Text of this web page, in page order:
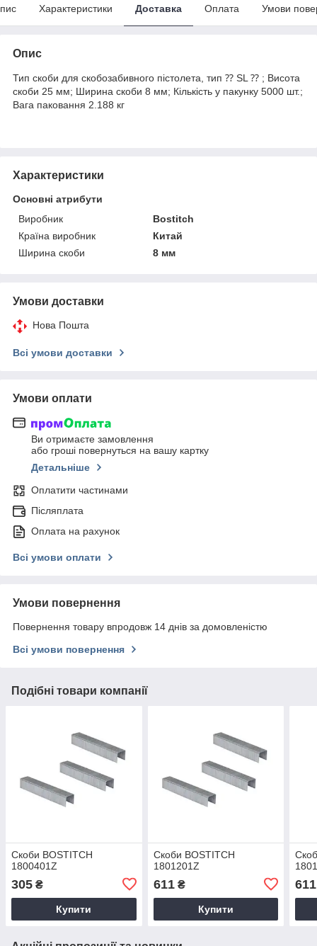
Характеристики Доставка Оплата Умови
Опис
Тип скоби для скобозабивного пістолета, тип ⁇ SL ⁇ ; Висота
скоби 25 мм; Ширина скоби 8 мм; Кількість у пакунку 5000 шт.;
Вага паковання 2.188 кг
Характеристики
Основні атрибути
Виробник
Bostitch
Країна виробник
Китай
Ширина скоби
8 мм
Умови доставки
Нова Пошта
Всі умови доставки
Умови оплати
Ви отримаєте замовлення
або гроші повернуться на вашу картку
Детальніше
Оплатити частинами
Післяплата
Оплата на рахунок
Всі умови оплати
Умови повернення
Повернення товару впродовж 14 днів за домовленістю
Всі умови повернення
Подібні товари компанії
Скоби BOSTITCH
1800401Z
305 ₴
Купити
Скоби BOSTITCH
1801201Z
611₴
Купити
611